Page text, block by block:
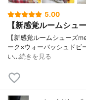
5.00
【新感覚ルームシュ
【新感覚ルームシュー
ーク×ウォーバッシュド
い…続きを見る